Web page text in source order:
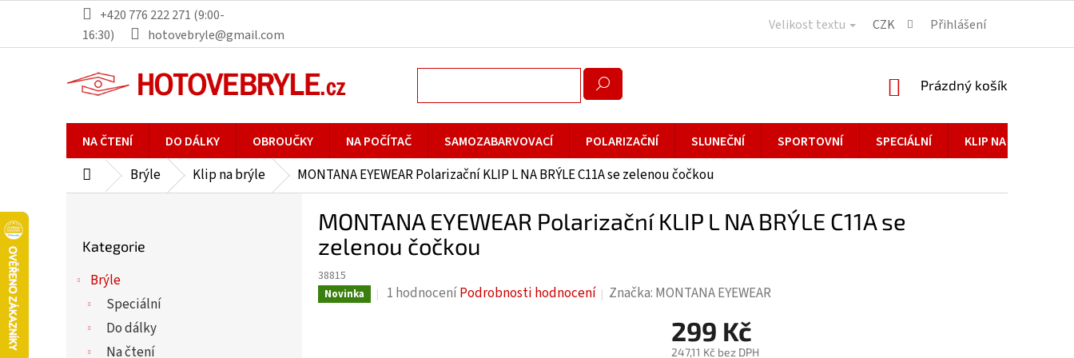
obsah
+420 776 222 271 (9:00-
16:30)
hotovebryle@gmail.com
Velikost textu CZK Přihlášení
NÁKUPNÍ
Prázdný košík
NA ČTENÍ DO DÁLKY OBROUČKY NA POČÍTAČ SAMOZABARVOVACÍ POLARIZAČNÍ SLUNEČNÍ SPORTOVNÍ SPECIÁLNÍ KLIP NA BRÝLE
DomůBrýle Klip na brýle MONTANA EYEWEAR Polarizační KLIP L NA BRÝLE C11A se zelenou čočkou
kategorie
Kategorie
Brýle
Speciální
Do dálky
Na čtení
MONTANA EYEWEAR Polarizační KLIP L NA BRÝLE C11A se
zelenou čočkou
38815
Novinka
Průměrné
1 hodnoceníPodrobnosti hodnocení Značka: MONTANA EYEWEAR
299 Kč
247,11 Kč bez DPH